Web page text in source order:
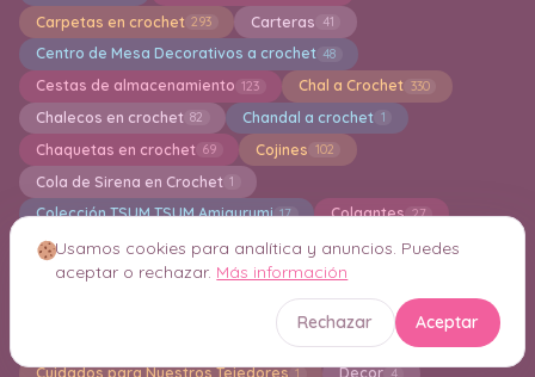
Carpetas en crochet 293 Carteras 41
Centro de Mesa Decorativos a crochet 48
Cestas de almacenamiento 123 Chal a Crochet 330
Chalecos en crochet 82 Chandal a crochet 1
Chaquetas en crochet 69 Cojines 102
Cola de Sirena en Crochet 1
Colección TSUM TSUM Amigurumi 17 Colgantes 27
Collar de ganchillo 17 Conjuntos de ganchillo 15
Covertor para Tazas a crochet 33 Crochet Creativo
Crochet para Principantes
49 Cuellos en Crochet 20
Cuidados para Nuestros Tejedores 1 Decor 4
Usamos cookies para analítica y anuncios. Puedes
aceptar o rechazar. Más información
Rechazar Aceptar